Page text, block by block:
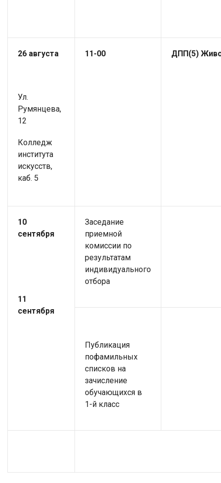
26 августа
Ул.
Румянцева,
12
Колледж
института
искусств,
каб. 5
11-00 ДПП(5)
10
сентября
11
сентября
Заседание
приемной
комиссии по
результатам
индивидуального
отбора
Публикация
пофамильных
списков на
зачисление
обучающихся в
1-й класс